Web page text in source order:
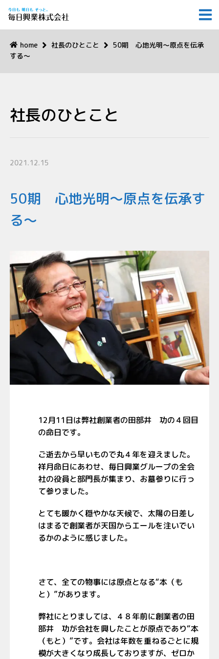
home 社長のひとこと
50期 心地光明～原点を伝承
する～
社長のひとこと
2021.12.15
50期 心地光明～原点を伝承す
る～
12月11 日は弊社創業者の田部井 功の４回目
の命日です。
ご逝去から早いもので丸４年を迎えました。
祥月命日にあわせ、毎日興業グループの全会
社の役員と部門長が集まり、お墓参りに行っ
て参りました。
とても暖かく穏やかな天候で、太陽の日差し
はまるで創業者が天国からエールを注いでい
るかのように感じました。
さて、全ての物事には原点となる“本（も
と）”があります。
弊社にとりましては、４８年前に創業者の田
部井 功が会社を興したことが原点であり“本
（もと）”です。会社は年数を重ねるごとに規
模が大きくなり成長しておりますが、ゼロか